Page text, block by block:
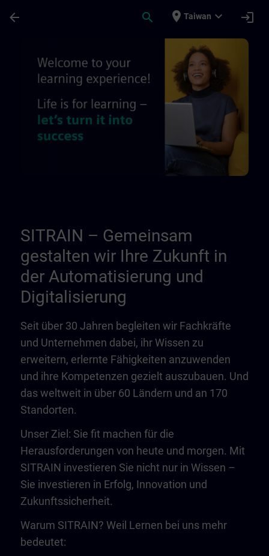
arrow_back search place Taiwan expand_more login
Über uns - Regionale Informationsseiten |
SITRAIN – Gemeinsam
gestalten wir Ihre Zukunft in
der Automatisierung und
Digitalisierung
Seit über 30 Jahren begleiten wir Fachkräfte
und Unternehmen dabei, ihr Wissen zu
erweitern, erlernte Fähigkeiten anzuwenden
und ihre Kompetenzen gezielt auszubauen. Und
das weltweit in über 60 Ländern und an 170
Standorten.
Unser Ziel: Sie fit machen für die
Herausforderungen von heute und morgen. Mit
SITRAIN investieren Sie nicht nur in Wissen –
Sie investieren in Erfolg, Innovation und
Zukunftssicherheit.
Warum SITRAIN? Weil Lernen bei uns mehr
bedeutet: